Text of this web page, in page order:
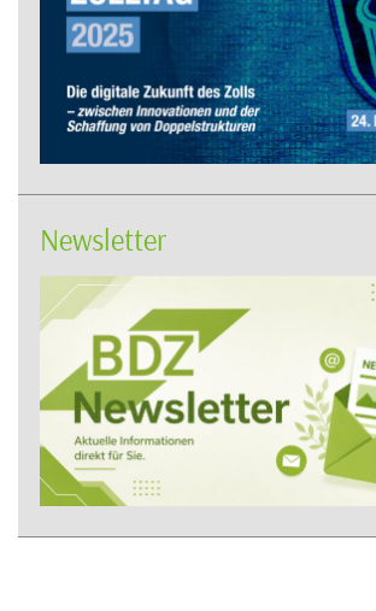
Newsletter